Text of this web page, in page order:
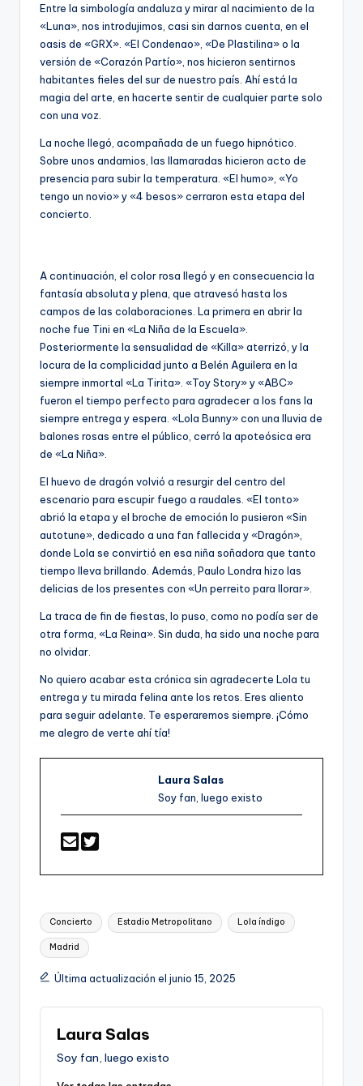
Entre la simbología andaluza y mirar al nacimiento de la
«Luna», nos introdujimos, casi sin darnos cuenta, en el
oasis de «GRX». «El Condenao», «De Plastilina» o la
versión de «Corazón Partío», nos hicieron sentirnos
habitantes fieles del sur de nuestro país. Ahí está la
magia del arte, en hacerte sentir de cualquier parte solo
con una voz.
La noche llegó, acompañada de un fuego hipnótico.
Sobre unos andamios, las llamaradas hicieron acto de
presencia para subir la temperatura. «El humo», «Yo
tengo un novio» y «4 besos» cerraron esta etapa del
concierto.
A continuación, el color rosa llegó y en consecuencia la
fantasía absoluta y plena, que atravesó hasta los
campos de las colaboraciones. La primera en abrir la
noche fue Tini en «La Niña de la Escuela».
Posteriormente la sensualidad de «Killa» aterrizó, y la
locura de la complicidad junto a Belén Aguilera en la
siempre inmortal «La Tirita». «Toy Story» y «ABC»
fueron el tiempo perfecto para agradecer a los fans la
siempre entrega y espera. «Lola Bunny» con una lluvia de
balones rosas entre el público, cerró la apoteósica era
de «La Niña».
El huevo de dragón volvió a resurgir del centro del
escenario para escupir fuego a raudales. «El tonto»
abrió la etapa y el broche de emoción lo pusieron «Sin
autotune», dedicado a una fan fallecida y «Dragón»,
donde Lola se convirtió en esa niña soñadora que tanto
tiempo lleva brillando. Además, Paulo Londra hizo las
delicias de los presentes con «Un perreito para llorar».
La traca de fin de fiestas, lo puso, como no podía ser de
otra forma, «La Reina». Sin duda, ha sido una noche para
no olvidar.
No quiero acabar esta crónica sin agradecerte Lola tu
entrega y tu mirada felina ante los retos. Eres aliento
para seguir adelante. Te esperaremos siempre. ¡Cómo
me alegro de verte ahí tía!
Laura Salas
Soy fan, luego existo
Etiquetas:
Concierto Estadio Metropolitano Lola índigo
Madrid
Última actualización el junio 15, 2025
Laura Salas
Soy fan, luego existo